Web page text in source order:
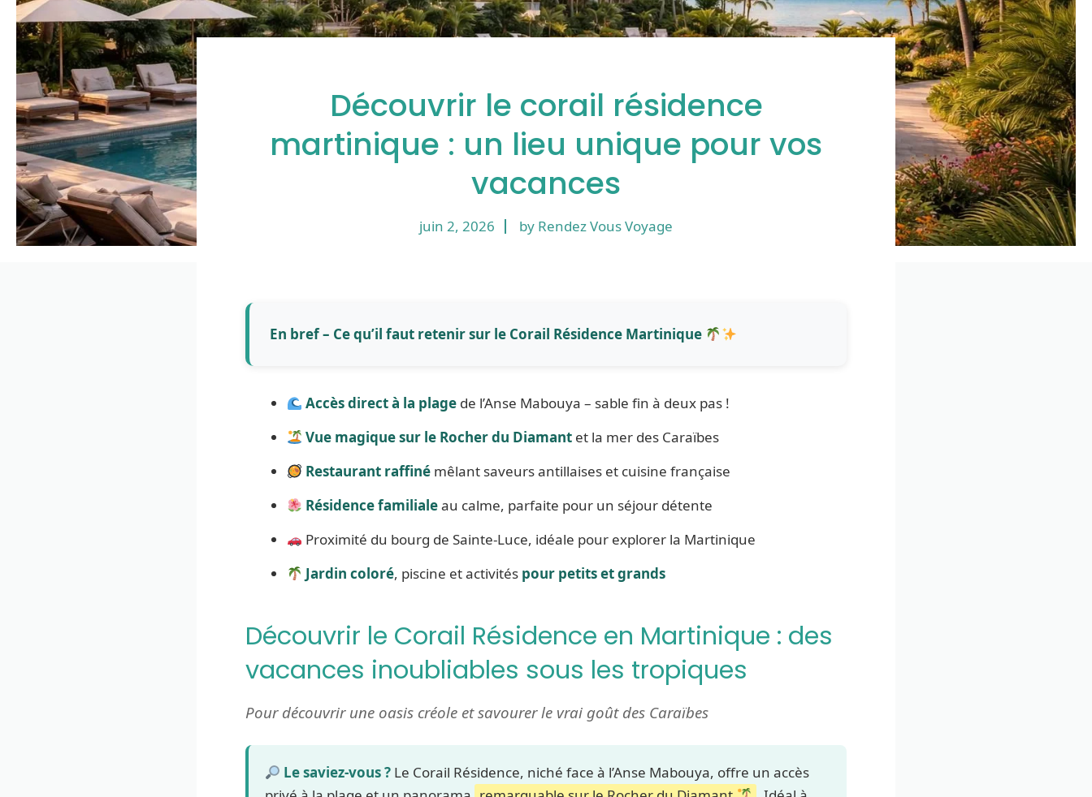
Découvrir le corail résidence
martinique : un lieu unique pour vos
vacances
juin 2, 2026 by Rendez Vous Voyage
En bref – Ce qu’il faut retenir sur le Corail Résidence Martinique
Accès direct à la plage de l’Anse Mabouya – sable fin à deux pas !
Vue magique sur le Rocher du Diamant et la mer des Caraïbes
Restaurant raffiné mêlant saveurs antillaises et cuisine française
Résidence familialeau calme, parfaite pour un séjour détente
Proximité du bourg de Sainte-Luce, idéale pour explorer la Martinique
Jardin coloré, piscine et activités pour petits et grands
Découvrir le Corail Résidence en Martinique : des
vacances inoubliables sous les tropiques
Pour découvrir une oasis créole et savourer le vrai goût des Caraïbes
Le saviez-vous ? Le Corail Résidence, niché face à l’Anse Mabouya, offre un accès